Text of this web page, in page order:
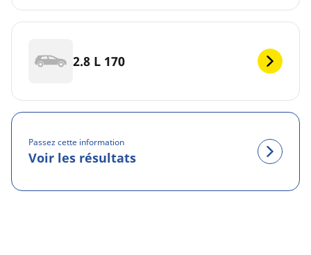
2.8 L 170
Passez cette information
Voir les résultats